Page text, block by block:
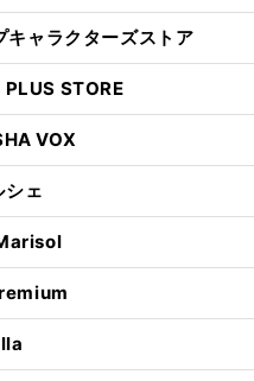
キャラクターズストア
STORE
VOX
シェ